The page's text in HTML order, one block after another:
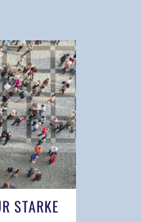
STARKE